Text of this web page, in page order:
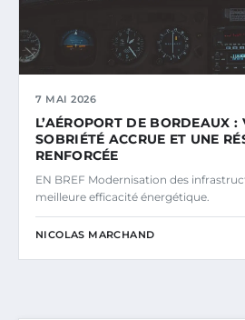
7 MAI 2026
L’AÉROPORT DE BORDEAUX :
SOBRIÉTÉ ACCRUE ET UNE
RENFORCÉE
EN BREF Modernisation des
meilleure efficacité énergétique.
NICOLAS MARCHAND